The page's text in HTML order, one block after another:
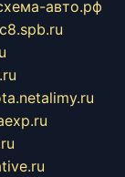
авто.рф
alimy.ru